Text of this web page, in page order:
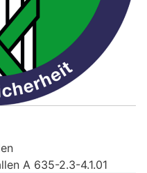
A 635-2.3-4.1.01